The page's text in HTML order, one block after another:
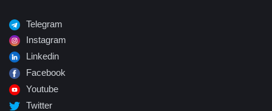
Telegram
Instagram
Linkedin
Facebook
Youtube
Twitter